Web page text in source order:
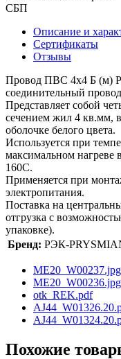
СБП
Описание и
Сертификаты
Отзывы
Провод ПВС 4х4 Б (м)
соединительный
Представляет собой
сечением жил 4 кв.мм,
оболочке белого цвета.
Используется при
максимальном нагреве
160С.
Применяется при
электропитания.
Поставка на
отгрузка с
упаковке).
Бренд: РЭК-
ME20_W00237.jpg
ME20_W00236.jpg
otk_REK.pdf
Похожие